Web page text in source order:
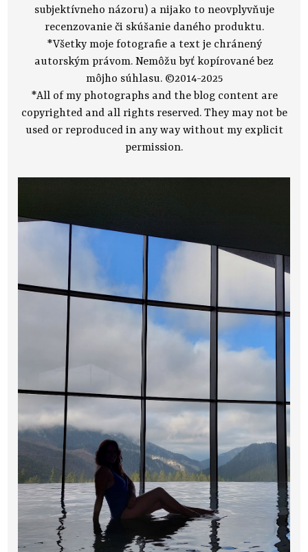
subjektívneho názoru) a nijako to neovplyvňuje
recenzovanie či skúšanie daného produktu.
*Všetky moje fotografie a text je chránený
autorským právom. Nemôžu byť kopírované bez
môjho súhlasu. ©2014-2025
*All of my photographs and the blog content are
copyrighted and all rights reserved. They may not be
used or reproduced in any way without my explicit
permission.